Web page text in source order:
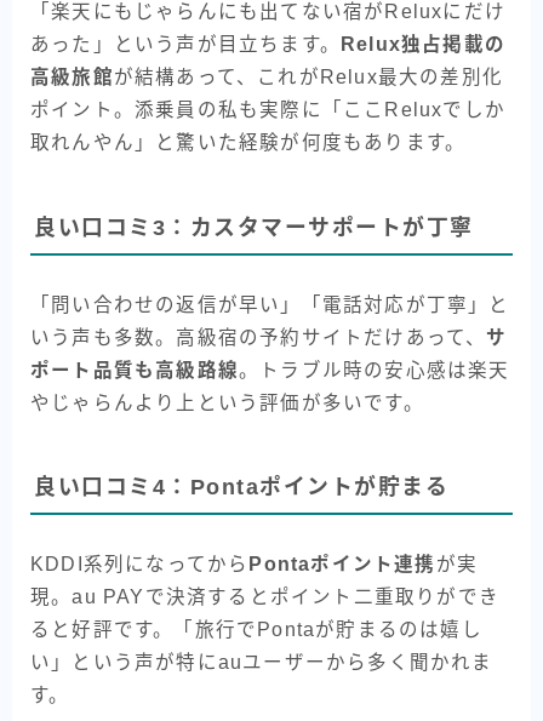
「楽天にもじゃらんにも出てない宿がReluxにだけ
あった」という声が目立ちます。
Relux独占掲載の
高級旅館が結構あって、これがRelux最大の差別化
ポイント。添乗員の私も実際に「ここReluxでしか
取れんやん」と驚いた経験が何度もあります。
良い口コミ3：カスタマーサポートが丁寧
「問い合わせの返信が早い」「電話対応が丁寧」と
いう声も多数。高級宿の予約サイトだけあって、 サ
ポート品質も高級路線。トラブル時の安心感は楽天
やじゃらんより上という評価が多いです。
良い口コミ4：Pontaポイントが貯まる
KDDI系列になってから Pontaポイント連携 が実
現。au PAYで決済するとポイント二重取りができ
ると好評です。「旅行でPontaが貯まるのは嬉し
い」という声が特にauユーザーから多く聞かれま
す。